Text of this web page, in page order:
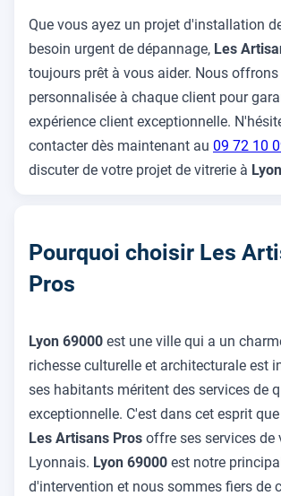
Que vous ayez un projet d'installation
besoin urgent de dépannage, Les
toujours prêt à vous aider. Nous
personnalisée à chaque client pour
expérience client exceptionnelle.
contacter dès maintenant au 09 72 10
discuter de votre projet de vitrerie à
Pourquoi choisir Les
Pros
Lyon 69000 est une ville qui a un
richesse culturelle et architecturale est
ses habitants méritent des services de
exceptionnelle. C'est dans cet esprit
Les Artisans Pros offre ses services de
Lyonnais. Lyon 69000 est notre
d'intervention et nous sommes fiers de